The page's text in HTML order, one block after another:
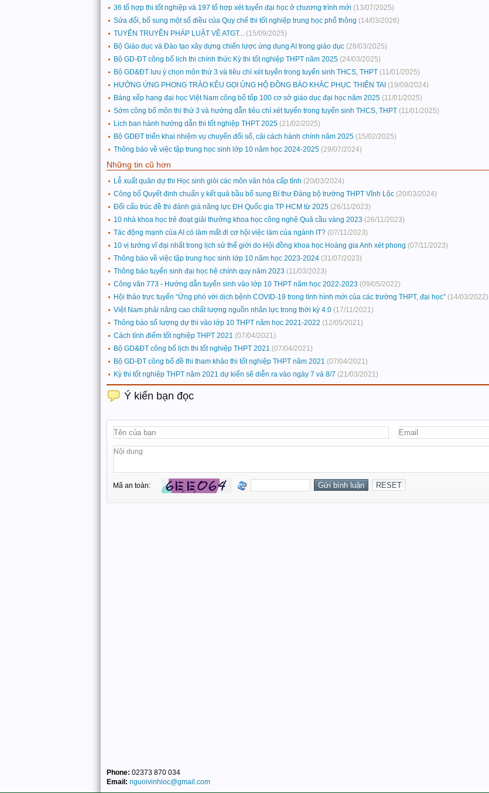
36 tổ hợp thi tốt nghiệp và 197 tổ hợp xét tuyển đại học ở chương trình mới (13/07/2025)
Sửa đổi, bổ sung một số điều của Quy chế thi tốt nghiệp trung học phổ thông (14/03/2026)
TUYÊN TRUYỀN PHÁP LUẬT VỀ ATGT... (15/09/2025)
Bộ Giáo dục và Đào tạo xây dựng chiến lược ứng dụng AI trong giáo dục (28/03/2025)
Bộ GD-ĐT công bố lịch thi chính thức Kỳ thi tốt nghiệp THPT năm 2025 (24/03/2025)
Bộ GD&ĐT lưu ý chọn môn thứ 3 và tiêu chí xét tuyển trong tuyển sinh THCS, THPT (11/01/2025)
HƯỞNG ỨNG PHONG TRÀO KÊU GỌI ỦNG HỘ ĐỒNG BÀO KHẮC PHỤC THIÊN TAI (19/09/2024)
Bảng xếp hạng đại học Việt Nam công bố tốp 100 cơ sở giáo dục đại học năm 2025 (11/01/2025)
Sớm công bố môn thi thứ 3 và hướng dẫn tiêu chí xét tuyển trong tuyển sinh THCS, THPT (11/01/2025)
Lịch ban hành hướng dẫn thi tốt nghiệp THPT 2025 (21/02/2025)
Bộ GDĐT triển khai nhiệm vụ chuyển đổi số, cải cách hành chính năm 2025 (15/02/2025)
Thông báo về việc tập trung học sinh lớp 10 năm học 2024-2025 (29/07/2024)
Những tin cũ hơn
Lễ xuất quân dự thi Học sinh giỏi các môn văn hóa cấp tỉnh (20/03/2024)
Công bố Quyết định chuẩn y kết quả bầu bổ sung Bí thư Đảng bộ trường THPT Vĩnh Lộc (20/03/2024)
Đổi cấu trúc đề thi đánh giá năng lực ĐH Quốc gia TP HCM từ 2025 (26/11/2023)
10 nhà khoa học trẻ đoạt giải thưởng khoa học công nghệ Quả cầu vàng 2023 (26/11/2023)
Tác động mạnh của AI có làm mất đi cơ hội việc làm của ngành IT? (07/11/2023)
10 vị tướng vĩ đại nhất trong lịch sử thế giới do Hội đồng khoa học Hoàng gia Anh xét phong (07/11/2023)
Thông báo về việc tập trung học sinh lớp 10 năm học 2023-2024 (31/07/2023)
Thông báo tuyển sinh đại học hệ chính quy năm 2023 (11/03/2023)
Công văn 773 - Hướng dẫn tuyển sinh vào lớp 10 THPT năm học 2022-2023 (09/05/2022)
Hội thảo trực tuyến “Ứng phó với dịch bệnh COVID-19 trong tình hình mới của các trường THPT, đại học” (14/03/2022)
Việt Nam phải nâng cao chất lượng nguồn nhân lực trong thời kỳ 4.0 (17/11/2021)
Thông báo số lượng dự thi vào lớp 10 THPT năm học 2021-2022 (12/05/2021)
Cách tính điểm tốt nghiệp THPT 2021 (07/04/2021)
Bộ GD&ĐT công bố lịch thi tốt nghiệp THPT 2021 (07/04/2021)
Bộ GD-ĐT công bố đề thi tham khảo thi tốt nghiệp THPT năm 2021 (07/04/2021)
Kỳ thi tốt nghiệp THPT năm 2021 dự kiến sẽ diễn ra vào ngày 7 và 8/7 (21/03/2021)
Ý kiến bạn đọc
Mã an toàn:
Phone: 02373 870 034
Email: nguoivinhloc@gmail.com